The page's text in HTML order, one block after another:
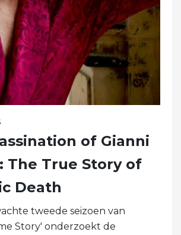
of Gianni
The True Story of
Death
tweede seizoen van
Story' onderzoekt de